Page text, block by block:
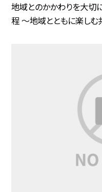
地域とのかかわりを大切
程 〜地域とともに楽しむ